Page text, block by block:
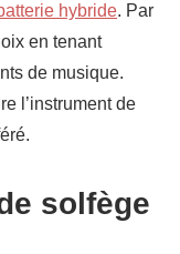
hybride. Par
en tenant
de musique.
l’instrument de
solfège